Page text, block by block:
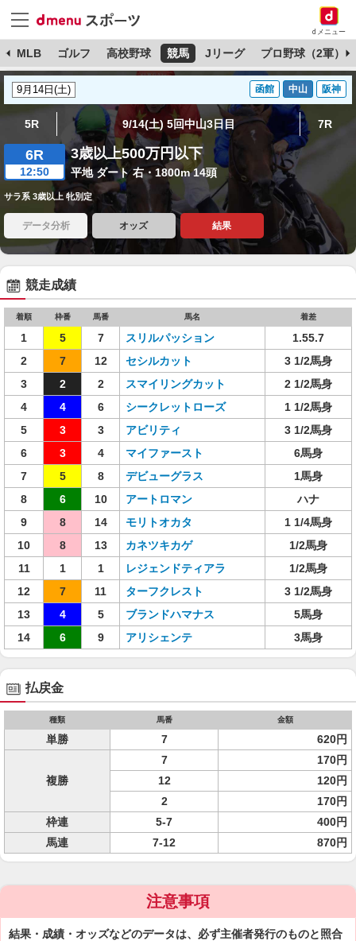
dメニュー
MLB ゴルフ 高校野球 競馬 Jリーグ プロ野球（2軍）
函館 中山 阪神
5R 9/14(土) 5回中山3日目 7R
6R
12:50
3歳以上500万円以下
平地 ダート 右・1800m 14頭
サラ系 3歳以上 牝別定
データ分析 オッズ 結果
競走成績
着順 枠番 馬番 馬名 着差
1 5 7 スリルパッション
1.55.7
2
7 12 セシルカット
3 1/2馬身
3
2 2 スマイリングカット
2 1/2馬身
4
4 6 シークレットローズ
1 1/2馬身
5
3 3 アビリティ
3 1/2馬身
6
3 4 マイファースト
6馬身
7
5 8 デビューグラス
1馬身
8
6 10 アートロマン
ハナ
9
8 14 モリトオカタ
1 1/4馬身
10
8 13 カネツキカゲ
1/2馬身
11
1 1 レジェンドティアラ
1/2馬身
12
7 11 ターフクレスト
3 1/2馬身
13
4 5 ブランドハマナス
5馬身
14
6 9 アリシェンテ 3馬身
払戻金
種類 馬番 金額
単勝 7 620円
複勝
7
170円
12
120円
2
170円
枠連
5-7
400円
馬連
7-12 870円
注意事項
結果・成績・オッズなどのデータは、必ず主催者発行のものと照合